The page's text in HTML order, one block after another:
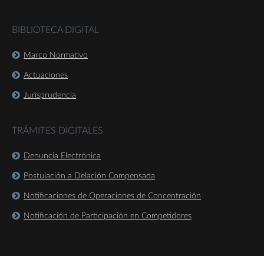
BIBLIOTECA DIGITAL
Marco Normativo
Actuaciones
Jurisprudencia
TRÁMITES DIGITALES
Denuncia Electrónica
Postulación a Delación Compensada
Notificaciones de Operaciones de Concentración
Notificación de Participación en Competidores